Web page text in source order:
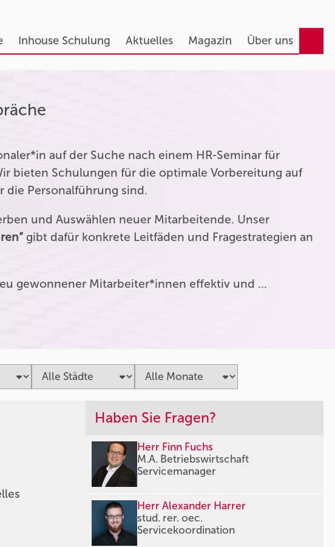
Inhouse Schulung Aktuelles Magazin Über uns
auf der Suche nach einem HR-Seminar für
bieten Schulungen für die optimale Vorbereitung auf
die Personalführung sind.
und Auswählen neuer Mitarbeitende. Unser
gibt dafür konkrete Leitfäden und Fragestrategien an
gewonnener Mitarbeiter*innen effektiv und …
Haben Sie Fragen?
Herr Finn Fuchs
M.A. Betriebswirtschaft
Servicemanager
Herr Alexander Harrer
stud. rer. oec.
Servicekoordination